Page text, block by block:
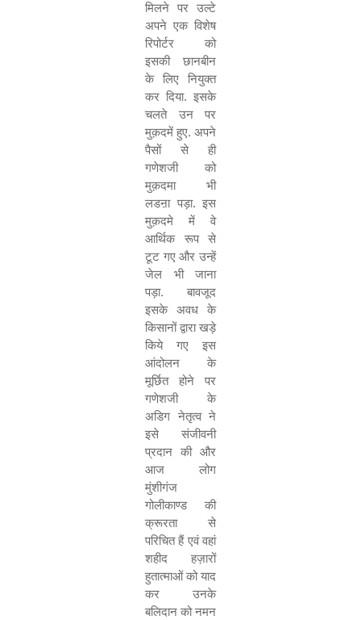
मिलने पर उल्टे
अपने एक विशेष
रिपोर्टर को
इसकी छानबीन
के लिए नियुक्त
कर दिया. इसके
चलते उन पर
मुक़दमें हुए. अपने
पैसों से ही
गणेशजी को
मुक़दमा भी
लडऩा पड़ा. इस
मुक़दमे में वे
आर्थिक रूप से
टूट गए और उन्हें
जेल भी जाना
पड़ा. बावजूद
इसके अवध के
किसानों द्वारा खड़े
किये गए इस
आंदोलन के
मूर्छित होने पर
गणेशजी के
अडिग नेतृत्व ने
इसे संजीवनी
प्रदान की और
आज लोग
मुंशीगंज
गोलीकाण्ड की
क्रूरता से
परिचित हैं एवं वहां
शहीद हज़ारों
हुतात्माओं को याद
कर उनके
बलिदान को नमन